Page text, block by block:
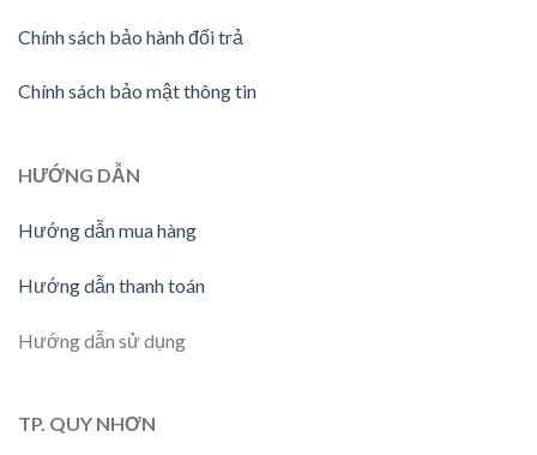
Chính sách bảo hành đổi trả
Chính sách bảo mật thông tin
HƯỚNG DẪN
Hướng dẫn mua hàng
Hướng dẫn thanh toán
Hướng dẫn sử dụng
TP. QUY NHƠN